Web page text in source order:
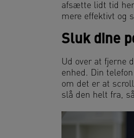
afsætte lidt tid
mere effektivt og
Sluk dine
Ud over at fjerne
enhed. Din
om det er at
slå den helt fra,